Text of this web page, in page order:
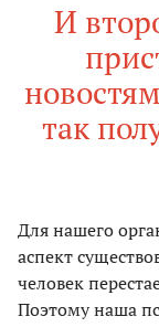
И
так
Для нашего
аспект
человек
Поэтому наша